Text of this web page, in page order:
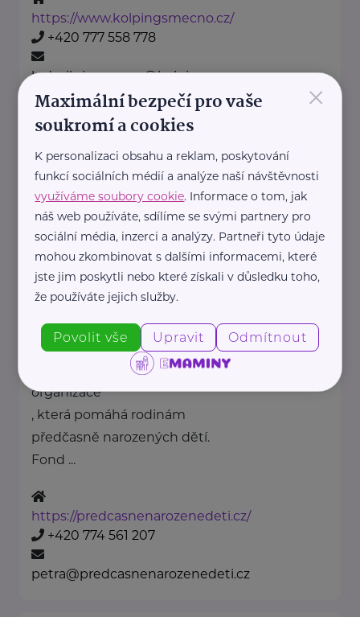
https://www.kolpingsmecno.cz/
+420 777 558 778
ludmila.janzurova@kolpingsmecno.cz
Ministerstvo práce a sociálních věcí ČR
Na Poříčním právu 1/376 Praha 2
https://www.mpsv.cz/
+420 950 191 111
posta@mpsv.cz
Nadační fond pro předčasně
narozené děti
Nadační fond pro předčasně
narozené děti je nezisková
organizace
, která pomáhá rodinám
předčasně narozených dětí.
Fond ...
https://predcasnenarozenedeti.cz/
+420 774 561 207
petra@predcasnenarozenedeti.cz
×
Maximální bezpečí pro vaše
soukromí a cookies
K personalizaci obsahu a reklam, poskytování
funkcí sociálních médií a analýze naší návštěvnosti
využíváme soubory cookie. Informace o tom, jak
náš web používáte, sdílíme se svými partnery pro
sociální média, inzerci a analýzy. Partneři tyto údaje
mohou zkombinovat s dalšími informacemi, které
jste jim poskytli nebo které získali v důsledku toho,
že používáte jejich služby.
Povolit vše Upravit Odmítnout